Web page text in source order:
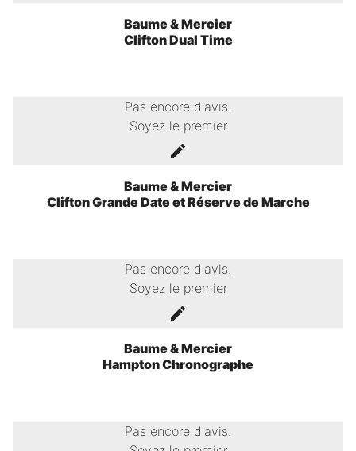
Baume & Mercier
Clifton Dual Time
Pas encore d'avis.
Soyez le premier
Baume & Mercier
Clifton Grande Date et Réserve de Marche
Pas encore d'avis.
Soyez le premier
Baume & Mercier
Hampton Chronographe
Pas encore d'avis.